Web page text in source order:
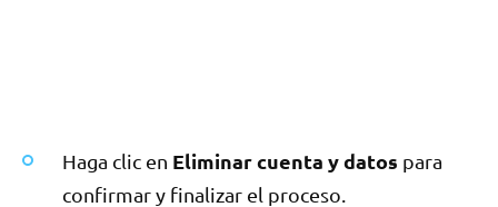
Haga clic en Eliminar cuenta y datos para
confirmar y finalizar el proceso.